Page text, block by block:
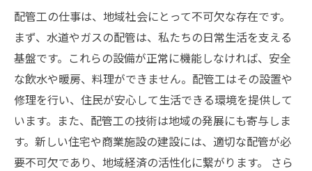
立
配管工の仕事は、地域社会にとって不可欠な存在です。
まず、水道やガスの配管は、私たちの日常生活を支える
基盤です。これらの設備が正常に機能しなければ、安全
な飲水や暖房、料理ができません。配管工はその設置や
修理を行い、住民が安心して生活できる環境を提供して
います。また、配管工の技術は地域の発展にも寄与しま
す。新しい住宅や商業施設の建設には、適切な配管が必
要不可欠であり、地域経済の活性化に繋がります。 さら